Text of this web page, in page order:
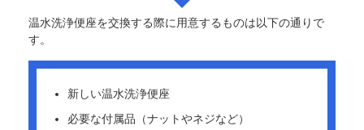
温水洗浄便座を交換する際に用意するものは以下の通りで
す。
新しい温水洗浄便座
必要な付属品（ナットやネジなど）